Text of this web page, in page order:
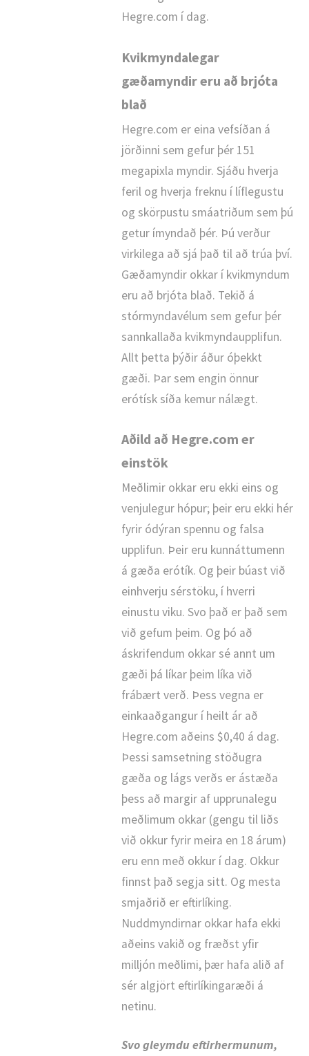
Hegre.com í dag.
Kvikmyndalegar
gæðamyndir eru að brjóta
blað
Hegre.com er eina vefsíðan á
jörðinni sem gefur þér 151
megapixla myndir. Sjáðu hverja
feril og hverja freknu í líflegustu
og skörpustu smáatriðum sem þú
getur ímyndað þér. Þú verður
virkilega að sjá það til að trúa því.
Gæðamyndir okkar í kvikmyndum
eru að brjóta blað. Tekið á
stórmyndavélum sem gefur þér
sannkallaða kvikmyndaupplifun.
Allt þetta þýðir áður óþekkt
gæði. Þar sem engin önnur
erótísk síða kemur nálægt.
Aðild að Hegre.com er
einstök
Meðlimir okkar eru ekki eins og
venjulegur hópur; þeir eru ekki hér
fyrir ódýran spennu og falsa
upplifun. Þeir eru kunnáttumenn
á gæða erótík. Og þeir búast við
einhverju sérstöku, í hverri
einustu viku. Svo það er það sem
við gefum þeim. Og þó að
áskrifendum okkar sé annt um
gæði þá líkar þeim líka við
frábært verð. Þess vegna er
einkaaðgangur í heilt ár að
Hegre.com aðeins $0,40 á dag.
Þessi samsetning stöðugra
gæða og lágs verðs er ástæða
þess að margir af upprunalegu
meðlimum okkar (gengu til liðs
við okkur fyrir meira en 18 árum)
eru enn með okkur í dag. Okkur
finnst það segja sitt. Og mesta
smjaðrið er eftirlíking.
Nuddmyndirnar okkar hafa ekki
aðeins vakið og fræðst yfir
milljón meðlimi, þær hafa alið af
sér algjört eftirlíkingaræði á
netinu.
Svo gleymdu eftirhermunum,